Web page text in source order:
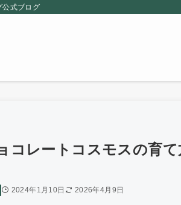
公式ブログ
コレートコスモスの育
2024年1月10日 2026年4月9日